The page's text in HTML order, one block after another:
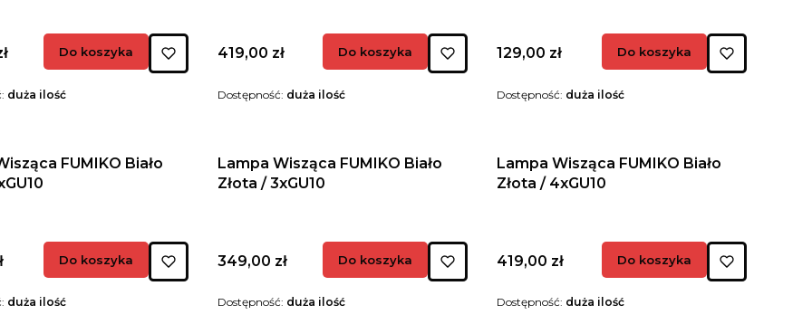
Do koszyka
duża ilość
Cena
419,00 zł Do koszyka
Dostępność: duża ilość
Cena
129,00 zł Do koszyka
Dostępność: duża ilość
FUMIKO Biało
Do koszyka
duża ilość
Lampa Wisząca FUMIKO Biało
Złota / 3xGU10
Cena
349,00 zł Do koszyka
Dostępność: duża ilość
Lampa Wisząca FUMIKO Biało
Złota / 4xGU10
Cena
419,00 zł Do koszyka
Dostępność: duża ilość